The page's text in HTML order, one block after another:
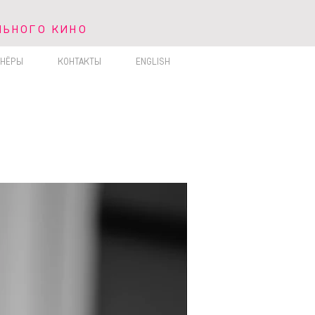
КОНТАКТЫ ENGLISH
КИНО
КИНО